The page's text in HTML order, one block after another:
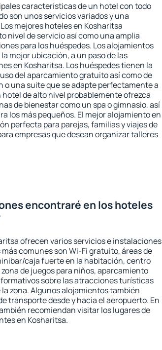
características de un hotel con todo
son unos servicios variados y una
mejores hoteles en Kosharitsa
nivel de servicio así como una amplia
para los huéspedes. Los alojamientos
mejor ubicación, a un paso de las
en Kosharitsa. Los huéspedes tienen la
del aparcamiento gratuito así como de
o una suite que se adapte perfectamente a
hotel de alto nivel probablemente ofrezca
de bienestar como un spa o gimnasio, así
los más pequeños. El mejor alojamiento en
perfecta para parejas, familias y viajes de
empresas que desean organizar talleres
encontraré en los hoteles
ofrecen varios servicios e instalaciones
más comunes son Wi-Fi gratuito, áreas de
caja fuerte en la habitación, centro
de juegos para niños, aparcamiento
sobre las atracciones turísticas
zona. Algunos alojamientos también
transporte desde y hacia el aeropuerto. En
recomiendan visitar los lugares de
en Kosharitsa.